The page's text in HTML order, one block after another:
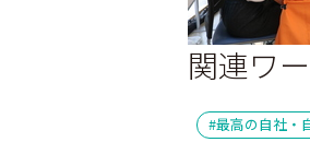
関連ワ
最高の自社・